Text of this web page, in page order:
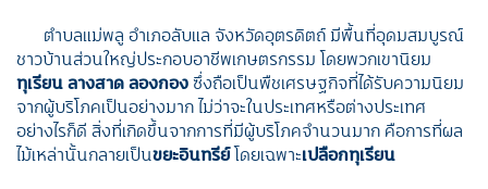
ตำบลแม่พลู อำเภอลับแล จังหวัดอุตรดิตถ์ มีพื้นที่อุดมสมบูรณ์
ชาวบ้านส่วนใหญ่ประกอบอาชีพเกษตรกรรม โดยพวกเขานิยม
ทุเรียน ลางสาด ลองกองซึ่งถือเป็นพืชเศรษฐกิจที่ได้รับความนิยม
จากผู้บริโภคเป็นอย่างมาก ไม่ว่าจะในประเทศหรือต่างประเทศ
อย่างไรก็ดี สิ่งที่เกิดขึ้นจากการที่มีผู้บริโภคจำนวนมาก คือการที่ผล
ไม้เหล่านั้นกลายเป็นขยะอินทรีย์โดยเฉพาะเปลือกทุเรียน